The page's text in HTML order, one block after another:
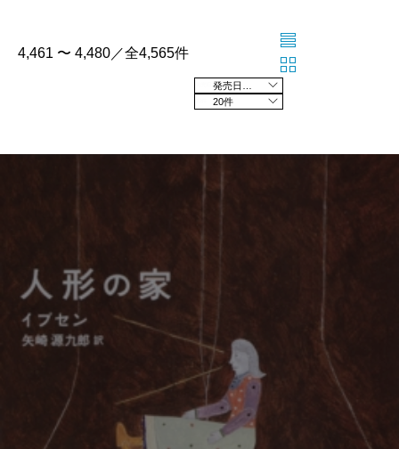
4,461 〜 4,480／全4,565件
20件